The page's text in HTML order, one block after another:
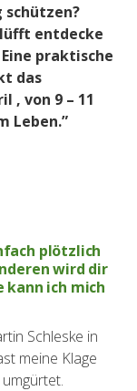
schützen?
entdecke
Eine praktische
das
, von 9 – 11
Leben.”
plötzlich
wird dir
kann ich mich
Schleske in
meine Klage